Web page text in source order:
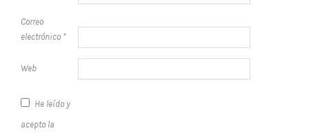
Correo
electrónico *
Web
He leído y
acepto la